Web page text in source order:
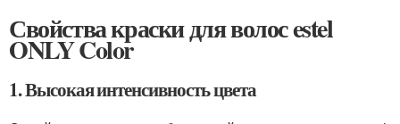
Свойства краски для волос estel
ONLY Color
1. Высокая интенсивность цвета